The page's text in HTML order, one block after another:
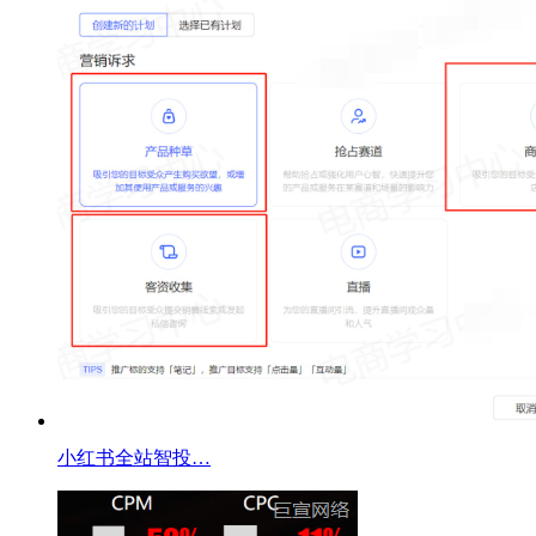
小红书全站智投…